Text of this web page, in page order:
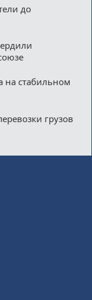
до
на стабильном
грузов